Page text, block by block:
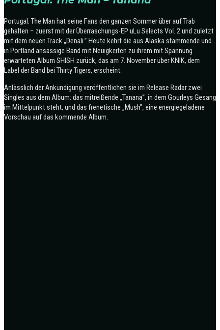
Portugal. The Man hat seine Fans den ganzen Sommer über auf Trab
gehalten – zuerst mit der Überraschungs-EP uLu Selects Vol. 2 und zuletzt
mit dem neuen Track „Denali.” Heute kehrt die aus Alaska stammende und
in Portland ansässige Band mit Neuigkeiten zu ihrem mit Spannung
erwarteten Album SHISH zurück, das am 7. November über KNIK, dem
Label der Band bei Thirty Tigers, erscheint.
Anlässlich der Ankündigung veröffentlichen sie im Release Radar zwei
Singles aus dem Album: das mitreißende „Tanana”, in dem Gourleys Gesang
im Mittelpunkt steht, und das frenetische „Mush”, eine energiegeladene
Vorschau auf das kommende Album.